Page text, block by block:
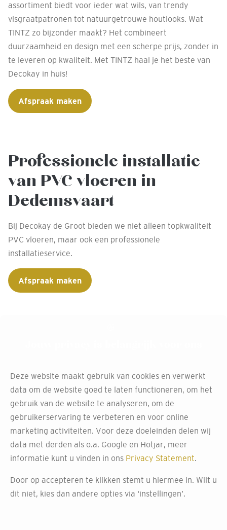
assortiment biedt voor ieder wat wils, van trendy
visgraatpatronen tot natuurgetrouwe houtlooks. Wat
TINTZ zo bijzonder maakt? Het combineert
duurzaamheid en design met een scherpe prijs, zonder in
te leveren op kwaliteit. Met TINTZ haal je het beste van
Decokay in huis!
Afspraak maken
Professionele installatie
van PVC vloeren in
Dedemsvaart
Bij Decokay de Groot bieden we niet alleen topkwaliteit
PVC vloeren, maar ook een professionele
installatieservice.
Afspraak maken
Deze website maakt gebruik van cookies en verwerkt
data om de website goed te laten functioneren, om het
gebruik van de website te analyseren, om de
gebruikerservaring te verbeteren en voor online
marketing activiteiten. Voor deze doeleinden delen wij
data met derden als o.a. Google en Hotjar, meer
informatie kunt u vinden in ons Privacy Statement.
Door op accepteren te klikken stemt u hiermee in. Wilt u
dit niet, kies dan andere opties via ‘instellingen’.